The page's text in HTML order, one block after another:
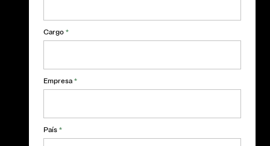
Cargo *
Empresa *
País *